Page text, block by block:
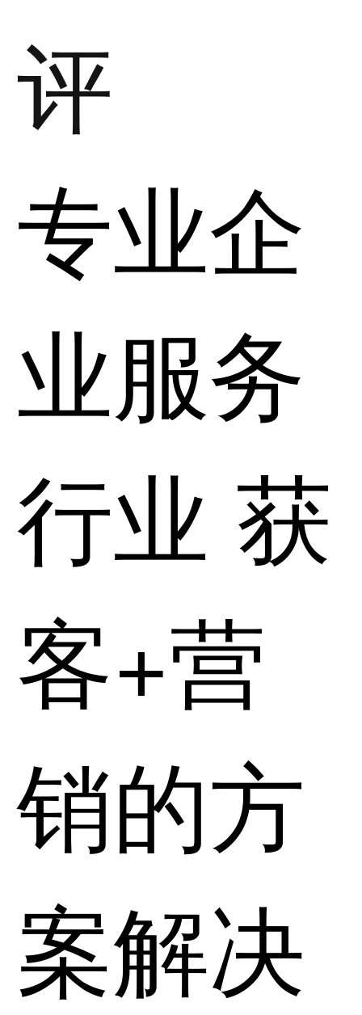
评
专业企
业服务
行业 获
客+营
销的方
案解决